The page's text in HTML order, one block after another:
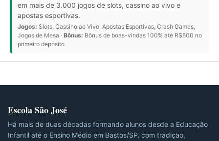
em mais de 3.000 jogos de slots, cassino ao vivo e
apostas esportivas.
Jogos: Slots, Cassino ao Vivo, Apostas Esportivas, Crash Games,
Jogos de Mesa · Bônus: Bônus de boas-vindas 100% até R$500 no
primeiro depósito
Escola São José
Há mais de duas décadas formando alunos desde a Educação
Infantil até o Ensino Médio em Bastos/SP, com tradição,